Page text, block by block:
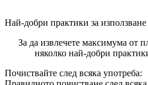
Най-добри практики за
За да извлечете максимума от
няколко най-добри
Почиствайте след всяка употреба: